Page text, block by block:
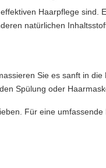
Angaben auf der jeweiligen
Haarpflege sind.
natürlichen
Sie es sanft in
Spülung oder
Für eine